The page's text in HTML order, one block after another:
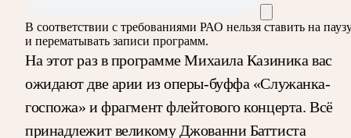
В соответствии с требованиями РАО нельзя ставить на
и перематывать записи программ.
На этот раз в программе Михаила Казиника вас
ожидают две арии из оперы-буффа «Служанка-
госпожа» и фрагмент флейтового концерта. Всё
принадлежит великому Джованни Баттиста